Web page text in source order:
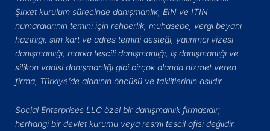
Şirket kurulum sürecinde danışmanlık, EIN ve ITIN
numaralarının temini için rehberlik, muhasebe, vergi beyanı
hazırlığı, sim kart ve adres temini desteği, yatırımcı vizesi
danışmanlığı, marka tescili danışmanlığı, iş danışmanlığı ve
silikon vadisi danışmanlığı gibi birçok alanda hizmet veren
firma, Türkiye’de alanının öncüsü ve taklitlerinin aslıdır.
Social Enterprises LLC özel bir danışmanlık firmasıdır;
herhangi bir devlet kurumu veya resmi tescil ofisi değildir.